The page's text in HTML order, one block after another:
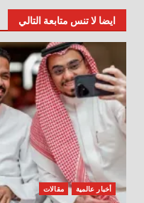
ايضا لا تنس متابعة التالي
أخبار عالمية مقالات